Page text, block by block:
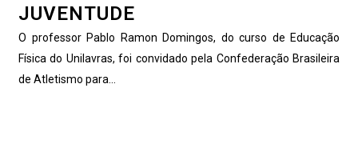
JUVENTUDE
O professor Pablo Ramon Domingos, do curso de Educação
Física do Unilavras, foi convidado pela Confederação Brasileira
de Atletismo para...